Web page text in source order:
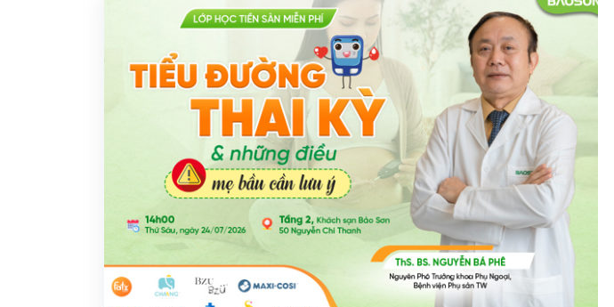
Khám sức khỏe theo
Khám sức khỏe xuất
khẩu lao động
Khám tiền mãn kinh,
thoát vị bẹn
Phẫu thuật Ung thư đại
trực tràng